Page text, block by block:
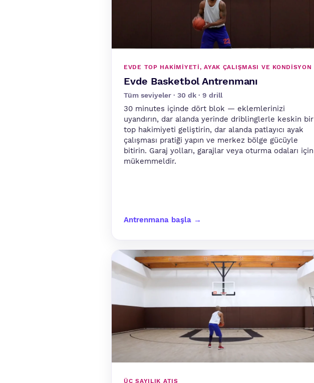
EVDE TOP HAKIMIYETI, AYAK ÇALIŞMASI VE KONDISYON
Evde Basketbol Antrenmanı
Tüm seviyeler · 30 dk · 9 drill
30 minutes içinde dört blok — eklemlerinizi
uyandırın, dar alanda yerinde driblinglerle keskin bir
top hakimiyeti geliştirin, dar alanda patlayıcı ayak
çalışması pratiği yapın ve merkez bölge gücüyle
bitirin. Garaj yolları, garajlar veya oturma odaları için
mükemmeldir.
Antrenmana başla →
ÜÇ SAYILIK ATIŞ